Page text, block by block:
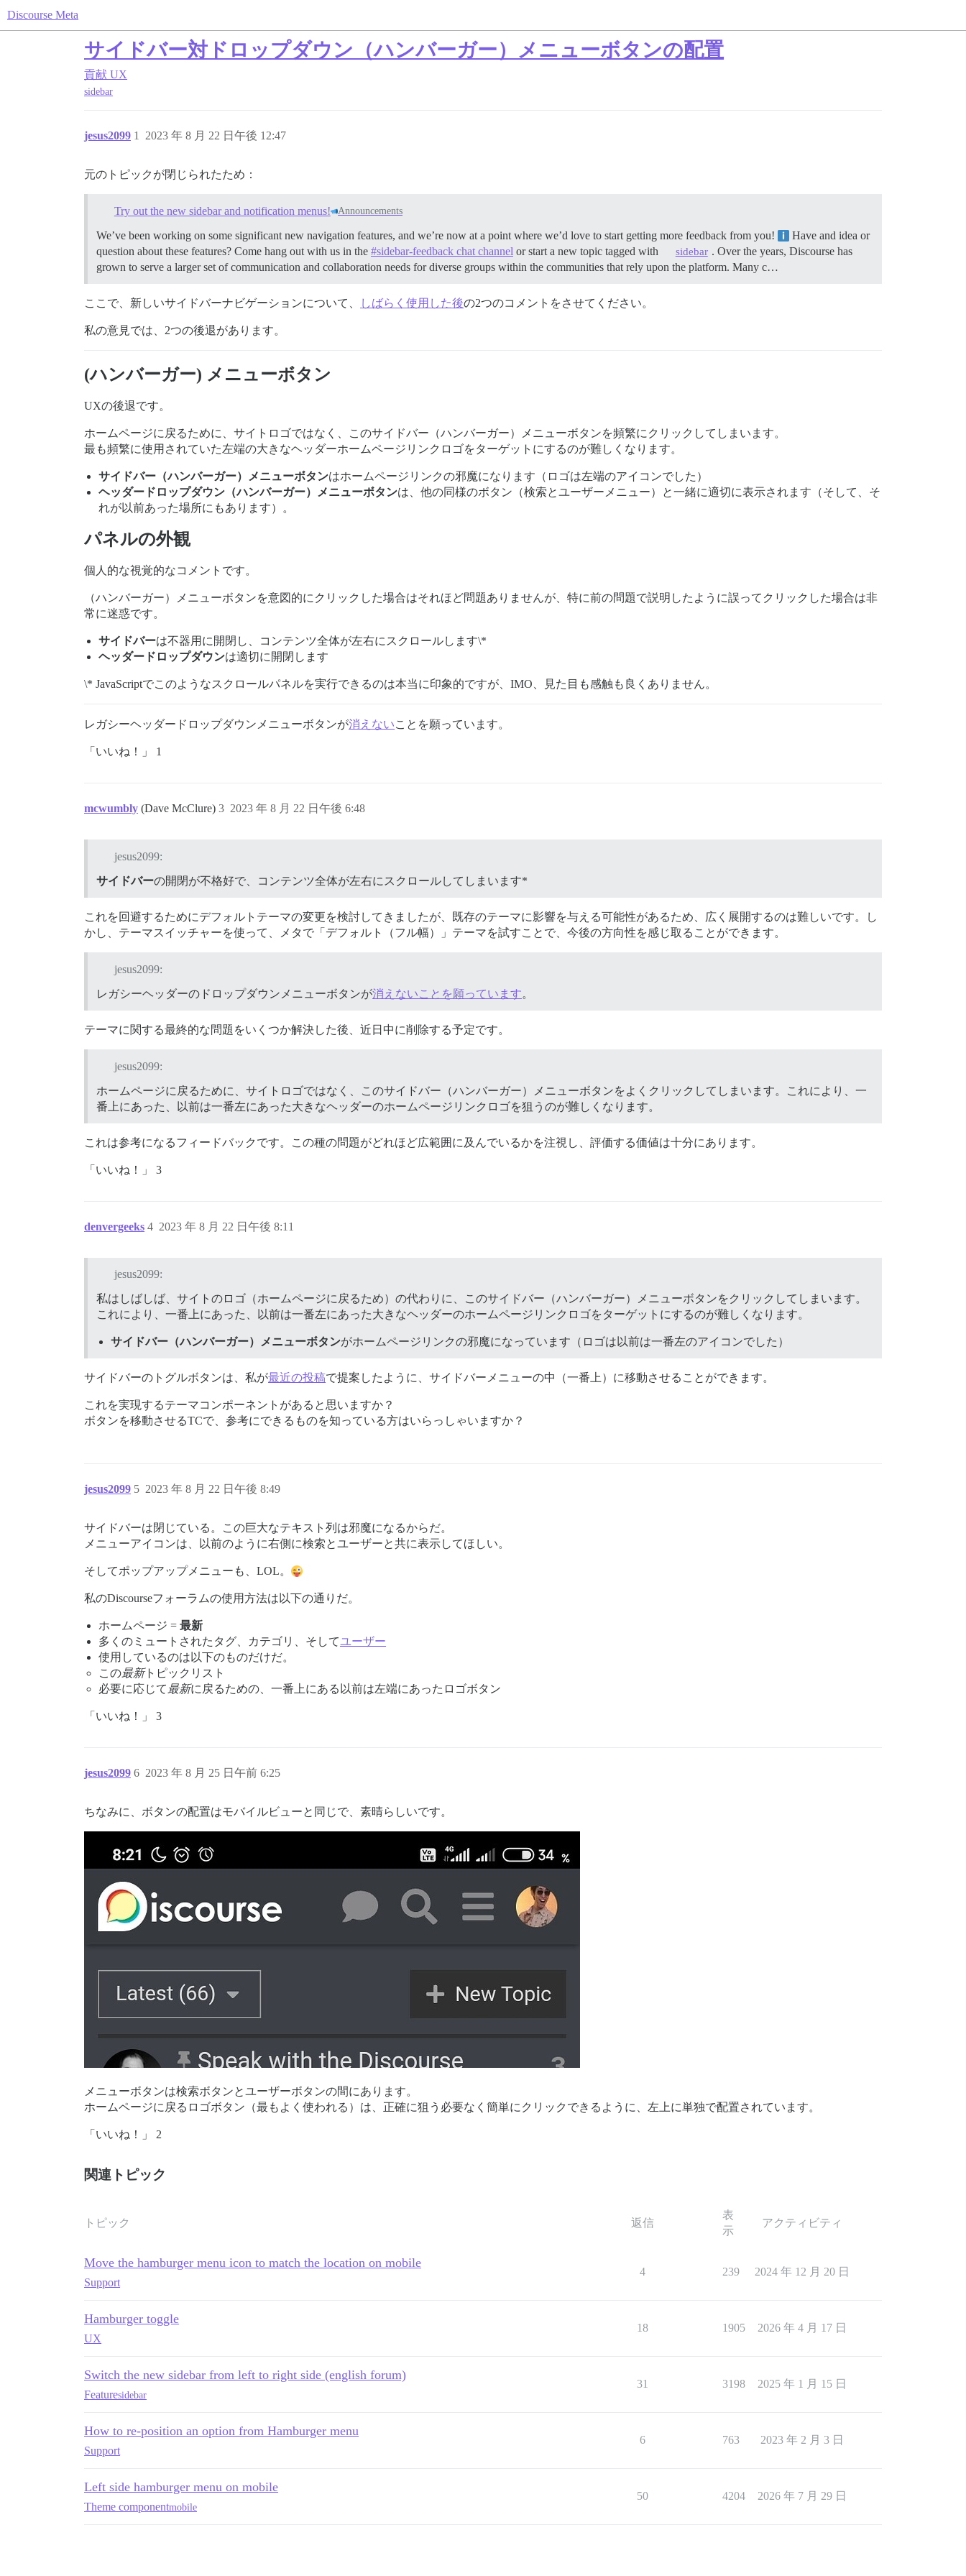
Discourse Meta
サイドバー対ドロップダウン（ハンバーガー）メニューボタンの配置
貢献 UX
sidebar
jesus2099 2023 年 8 月 22 日午後 12:47
1
元のトピックが閉じられたため：
Try out the new sidebar and notification menus! Announcements
We’ve been working on some significant new navigation features, and we’re now at a point where we’d love to start getting more feedback from you!
Have and idea or
question about these features? Come hang out with us in the #sidebar-feedback chat channel or start a new topic tagged with sidebar . Over the years, Discourse has
grown to serve a larger set of communication and collaboration needs for diverse groups within the communities that rely upon the platform. Many c…
ここで、新しいサイドバーナビゲーションについて、 しばらく使用した後の2つのコメントをさせてください。
私の意見では、2つの後退があります。
(ハンバーガー) メニューボタン
UXの後退です。
ホームページに戻るために、サイトロゴではなく、このサイドバー（ハンバーガー）メニューボタンを頻繁にクリックしてしまいます。
最も頻繁に使用されていた左端の大きなヘッダーホームページリンクロゴをターゲットにするのが難しくなります。
サイドバー（ハンバーガー）メニューボタンはホームページリンクの邪魔になります（ロゴは左端のアイコンでした）
ヘッダードロップダウン（ハンバーガー）メニューボタンは、他の同様のボタン（検索とユーザーメニュー）と一緒に適切に表示されます（そして、そ
れが以前あった場所にもあります）。
パネルの外観
個人的な視覚的なコメントです。
（ハンバーガー）メニューボタンを意図的にクリックした場合はそれほど問題ありませんが、特に前の問題で説明したように誤ってクリックした場合は非
常に迷惑です。
サイドバーは不器用に開閉し、コンテンツ全体が左右にスクロールします\*
ヘッダードロップダウンは適切に開閉します
\* JavaScriptでこのようなスクロールパネルを実行できるのは本当に印象的ですが、IMO、見た目も感触も良くありません。
レガシーヘッダードロップダウンメニューボタンが消えないことを願っています。
「いいね！」 1
mcwumbly (Dave McClure) 2023 年 8 月 22 日午後 6:48
3
jesus2099:
サイドバーの開閉が不格好で、コンテンツ全体が左右にスクロールしてしまいます*
これを回避するためにデフォルトテーマの変更を検討してきましたが、既存のテーマに影響を与える可能性があるため、広く展開するのは難しいです。し
かし、テーマスイッチャーを使って、メタで「デフォルト（フル幅）」テーマを試すことで、今後の方向性を感じ取ることができます。
jesus2099:
レガシーヘッダーのドロップダウンメニューボタンが消えないことを願っています。
テーマに関する最終的な問題をいくつか解決した後、近日中に削除する予定です。
jesus2099:
ホームページに戻るために、サイトロゴではなく、このサイドバー（ハンバーガー）メニューボタンをよくクリックしてしまいます。これにより、一
番上にあった、以前は一番左にあった大きなヘッダーのホームページリンクロゴを狙うのが難しくなります。
これは参考になるフィードバックです。この種の問題がどれほど広範囲に及んでいるかを注視し、評価する価値は十分にあります。
「いいね！」 3
denvergeeks 2023 年 8 月 22 日午後 8:11
4
jesus2099:
私はしばしば、サイトのロゴ（ホームページに戻るため）の代わりに、このサイドバー（ハンバーガー）メニューボタンをクリックしてしまいます。
これにより、一番上にあった、以前は一番左にあった大きなヘッダーのホームページリンクロゴをターゲットにするのが難しくなります。
サイドバー（ハンバーガー）メニューボタンがホームページリンクの邪魔になっています（ロゴは以前は一番左のアイコンでした）
サイドバーのトグルボタンは、私が最近の投稿で提案したように、サイドバーメニューの中（一番上）に移動させることができます。
これを実現するテーマコンポーネントがあると思いますか？
ボタンを移動させるTCで、参考にできるものを知っている方はいらっしゃいますか？
jesus2099 2023 年 8 月 22 日午後 8:49
5
サイドバーは閉じている。この巨大なテキスト列は邪魔になるからだ。
メニューアイコンは、以前のように右側に検索とユーザーと共に表示してほしい。
そしてポップアップメニューも、LOL。
私のDiscourseフォーラムの使用方法は以下の通りだ。
ホームページ = 最新
多くのミュートされたタグ、カテゴリ、そしてユーザー
使用しているのは以下のものだけだ。
この最新トピックリスト
必要に応じて 最新に戻るための、一番上にある以前は左端にあったロゴボタン
「いいね！」 3
jesus2099 2023 年 8 月 25 日午前 6:25
6
ちなみに、ボタンの配置はモバイルビューと同じで、素晴らしいです。
メニューボタンは検索ボタンとユーザーボタンの間にあります。
ホームページに戻るロゴボタン（最もよく使われる）は、正確に狙う必要なく簡単にクリックできるように、左上に単独で配置されています。
「いいね！」 2
関連トピック
トピック 返信
表
示
アクティビティ
Move the hamburger menu icon to match the location on mobile
Support
4 239 2024 年 12 月 20 日
Hamburger toggle
UX
18 1905 2026 年 4 月 17 日
Switch the new sidebar from left to right side (english forum)
Featuresidebar
31 3198 2025 年 1 月 15 日
How to re-position an option from Hamburger menu
Support
6 763 2023 年 2 月 3 日
Left side hamburger menu on mobile
Theme componentmobile
50 4204 2026 年 7 月 29 日